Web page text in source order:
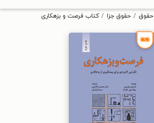
حقوق حقوق جزا کتاب فرصت و بزهکاری